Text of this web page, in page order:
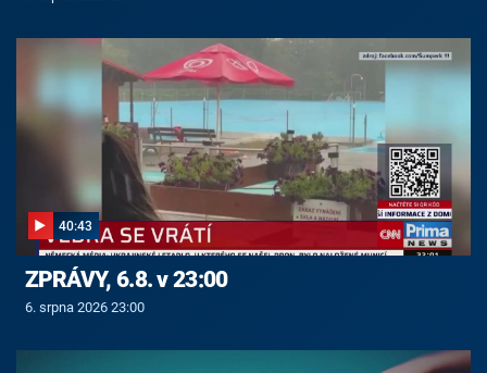
40:43
ZPRÁVY, 6.8. v 23:00
6. srpna 2026 23:00